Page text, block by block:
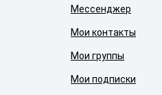
Мессенджер
Мои контакты
Мои группы
Мои подписки